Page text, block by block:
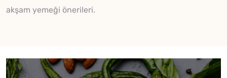
akşam yemeği önerileri.